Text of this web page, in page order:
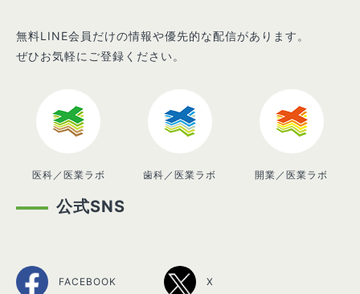
無料LINE会員だけの情報や優先的な配信があります。
ぜひお気軽にご登録ください。
医科／医業ラボ 歯科／医業ラボ 開業／医業ラボ
公式SNS
FACEBOOK X